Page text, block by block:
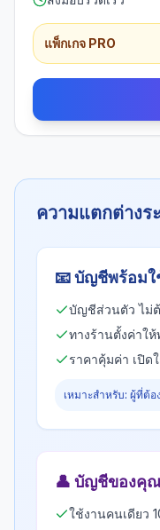
แพ็กเกจ PRO
ความแตกต่างร
📧บัญชีพร้อมใ
บัญชีส่วนตัว ไม่
ทางร้านตั้งค่าใ
ราคาคุ้มค่า เปิด
เหมาะสำหรับ: ผู้ที่ต้
👤 บัญชีของคุณ
ใช้งานคนเดียว